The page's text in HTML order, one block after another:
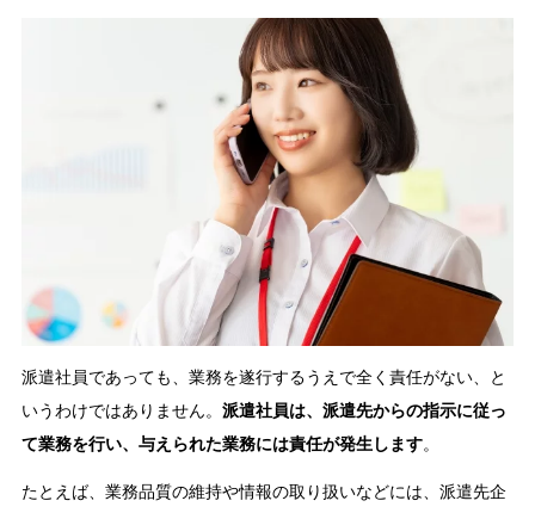
派遣社員であっても、業務を遂行するうえで全く責任がない、と
いうわけではありません。 派遣社員は、派遣先からの指示に従っ
て業務を行い、与えられた業務には責任が発生します。
たとえば、業務品質の維持や情報の取り扱いなどには、派遣先企